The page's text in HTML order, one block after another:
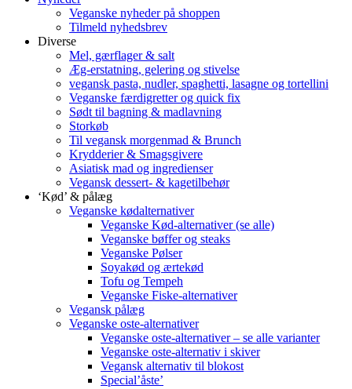
Veganske nyheder på shoppen
Tilmeld nyhedsbrev
Diverse
Mel, gærflager & salt
Æg-erstatning, gelering og stivelse
vegansk pasta, nudler, spaghetti, lasagne og tortellini
Veganske færdigretter og quick fix
Sødt til bagning & madlavning
Storkøb
Til vegansk morgenmad & Brunch
Krydderier & Smagsgivere
Asiatisk mad og ingredienser
Vegansk dessert- & kagetilbehør
‘Kød’ & pålæg
Veganske kødalternativer
Veganske Kød-alternativer (se alle)
Veganske bøffer og steaks
Veganske Pølser
Soyakød og ærtekød
Tofu og Tempeh
Veganske Fiske-alternativer
Vegansk pålæg
Veganske oste-alternativer
Veganske oste-alternativer – se alle varianter
Veganske oste-alternativ i skiver
Vegansk alternativ til blokost
Special’åste’